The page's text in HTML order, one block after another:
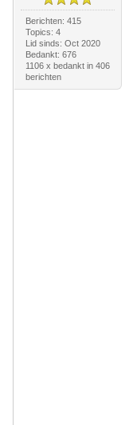
Berichten: 415
Topics: 4
Lid sinds: Oct 2020
Bedankt: 676
1106 x bedankt in 406
berichten